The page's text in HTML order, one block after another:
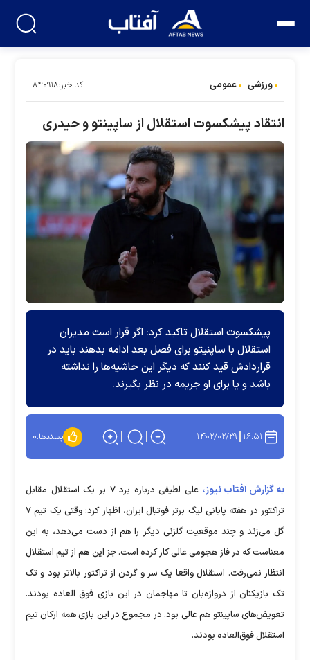
ورزشی عمومی کد خبر:۸۴۰۹۱۸
انتقاد پیشکسوت استقلال از ساپینتو و حیدری
پیشکسوت استقلال تاکید کرد: اگر قرار است مدیران
استقلال با ساپنیتو برای فصل بعد ادامه بدهند باید در
قراردادش قید کنند که دیگر این حاشیه‌ها را نداشته
باشد و یا برای او جریمه در نظر بگیرند.
۱۶:۵۱ ۱۴۰۲/۰۲/۲۹ پسندها:۰
به گزارش آفتاب نیوز،
علی لطیفی درباره برد ۷ بر یک استقلال مقابل
تراکتور در هفته پایانی لیگ برتر فوتبال ایران، اظهار کرد: وقتی یک تیم ۷
گل می‌زند و چند موقعیت گلزنی دیگر را هم از دست می‌دهد، به این
معناست که در فاز هجومی عالی کار کرده است. جز این هم از تیم استقلال
انتظار نمی‌رفت. استقلال واقعا یک سر و گردن از تراکتور بالاتر بود و تک
تک بازیکنان از دروازه‌بان تا مهاجمان در این بازی فوق العاده بودند.
تعویض‌های ساپینتو هم عالی بود. در مجموع در این بازی همه ارکان تیم
استقلال فوق‌العاده بودند.